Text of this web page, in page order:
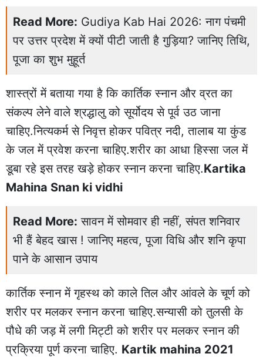
Read More: Gudiya Kab Hai 2026: नाग पंचमी
पर उत्तर प्रदेश में क्यों पीटी जाती है गुड़िया? जानिए तिथि,
पूजा का शुभ मुहूर्त
शास्त्रों में बताया गया है कि कार्तिक स्नान और व्रत का
संकल्प लेने वाले श्रद्धालु को सूर्योदय से पूर्व उठ जाना
चाहिए.नित्यकर्म से निवृत्त होकर पवित्र नदी, तालाब या कुंड
के जल में प्रवेश करना चाहिए.शरीर का आधा हिस्सा जल में
डूबा रहे इस तरह खड़े होकर स्नान करना चाहिए.Kartika
Mahina Snan ki vidhi
Read More: सावन में सोमवार ही नहीं, संपत शनिवार
भी हैं बेहद खास ! जानिए महत्व, पूजा विधि और शनि कृपा
पाने के आसान उपाय
कार्तिक स्नान में गृहस्थ को काले तिल और आंवले के चूर्ण को
शरीर पर मलकर स्नान करना चाहिए.सन्यासी को तुलसी के
पौधे की जड़ में लगी मिट्टी को शरीर पर मलकर स्नान की
प्रक्रिया पूर्ण करना चाहिए. Kartik mahina 2021